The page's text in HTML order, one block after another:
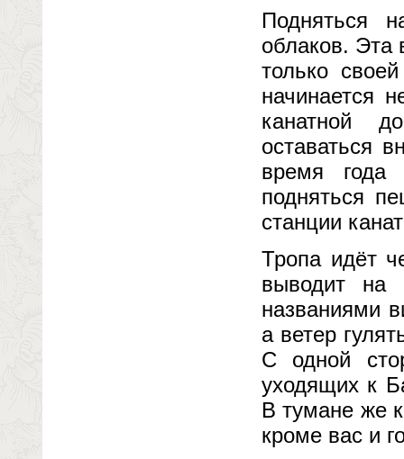
Подняться
облаков. Эта
только
начинается
канатной
оставаться
время года
подняться
станции
Тропа идёт
выводит на
названиями
а ветер
С одной
уходящих к
В тумане же
кроме вас и